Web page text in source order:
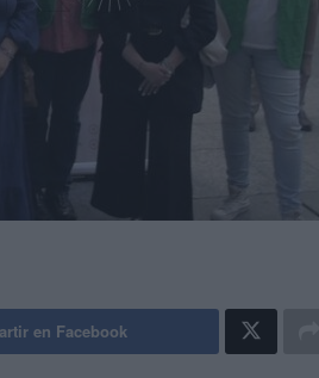
en Facebook